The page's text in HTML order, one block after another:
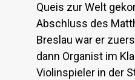
Queis zur Welt
Abschluss des
Breslau war er
dann Organist im
Violinspieler in der